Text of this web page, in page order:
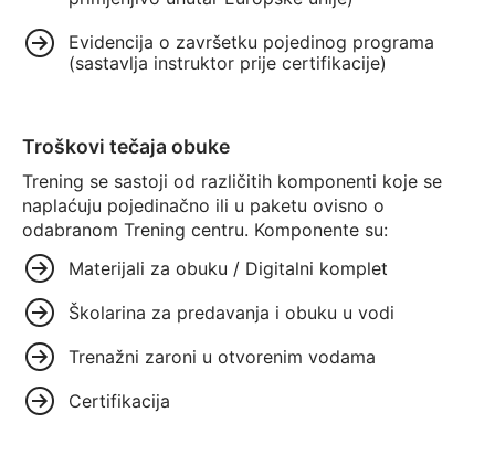
Evidencija o završetku pojedinog programa
(sastavlja instruktor prije certifikacije)
Troškovi tečaja obuke
Trening se sastoji od različitih komponenti koje se
naplaćuju pojedinačno ili u paketu ovisno o
odabranom Trening centru. Komponente su:
Materijali za obuku / Digitalni komplet
Školarina za predavanja i obuku u vodi
Trenažni zaroni u otvorenim vodama
Certifikacija